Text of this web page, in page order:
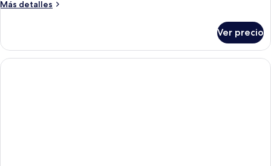
matrimonial
o
2
Más detalles
Más
estándar
con
1
Ver precio